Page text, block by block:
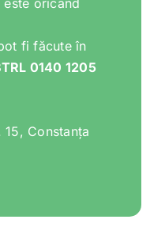
oricând
fi făcute în
0140 1205
15, Constanța